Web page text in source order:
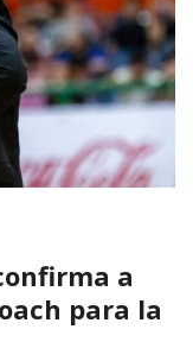
a
para la